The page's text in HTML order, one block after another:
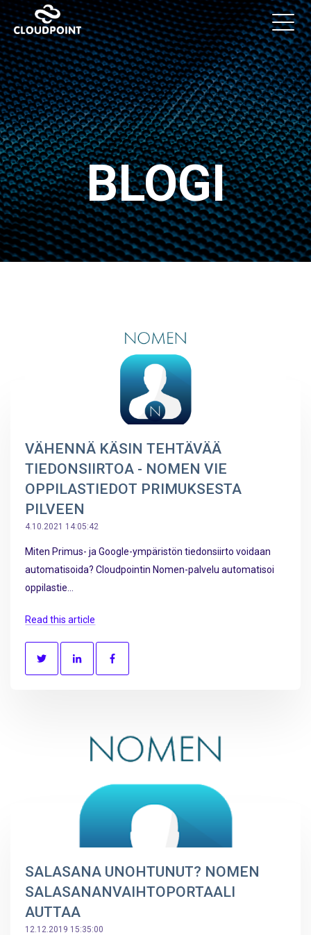
BLOGI
VÄHENNÄ KÄSIN TEHTÄVÄÄ
TIEDONSIIRTOA - NOMEN VIE
OPPILASTIEDOT PRIMUKSESTA
PILVEEN
4.10.2021 14:05:42
Miten Primus- ja Google-ympäristön tiedonsiirto voidaan
automatisoida? Cloudpointin Nomen-palvelu automatisoi
oppilastie...
Read this article
SALASANA UNOHTUNUT? NOMEN
SALASANANVAIHTOPORTAALI
AUTTAA
12.12.2019 15:35:00